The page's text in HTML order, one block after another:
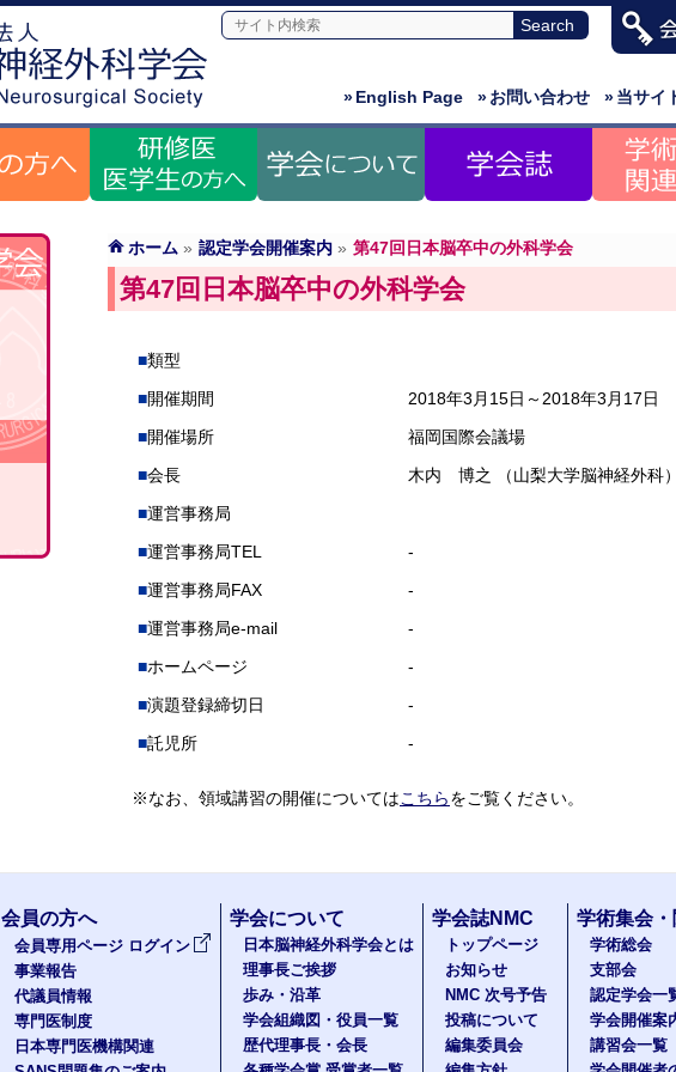
»当サイ
»お問い合わせ
»English Page
ホーム » 認定学会開催案内 » 第47回日本脳卒中の外科学会
第47回日本脳卒中の外科学会
類型
開催期間
2018年3月15日～2018年3月17日
開催場所
福岡国際会議場
会長
木内 博之 （山梨大学脳神経外科）
運営事務局
運営事務局TEL
-
運営事務局FAX
-
運営事務局e-mail
-
ホームページ
-
演題登録締切日
-
託児所
-
※なお、領域講習の開催についてはこちらをご覧ください。
会員の方へ
会員専用ページ ログイン
事業報告
代議員情報
専門医制度
日本専門医機構関連
学会について
日本脳神経外科学会とは
理事長ご挨拶
歩み・沿革
学会組織図・役員一覧
歴代理事長・会長
学会誌NMC
トップページ
お知らせ
NMC 次号予告
投稿について
編集委員会
学術集会
学術総会
支部会
認定学会一
学会開催案
講習会一覧